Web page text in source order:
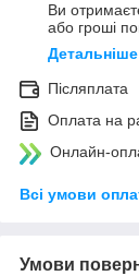
Ви
або гроші
Детальніше
Післяплата
Оплата на
Онлайн-
Всі умови
Умови